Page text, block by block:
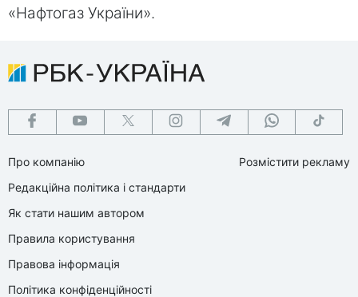
«Нафтогаз України».
Про компанію
Редакційна політика і стандарти
Як стати нашим автором
Правила користування
Правова інформація
Політика конфіденційності
Розмістити рекламу